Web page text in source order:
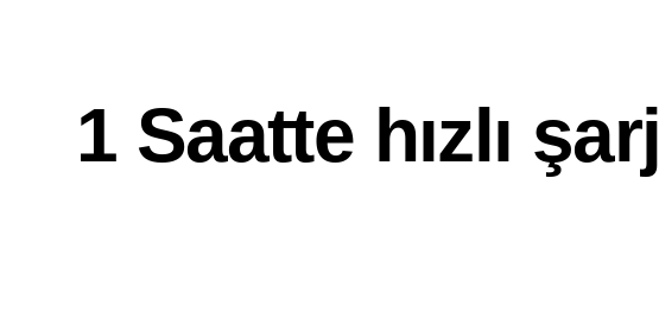
1 Saatte hızlı şarj